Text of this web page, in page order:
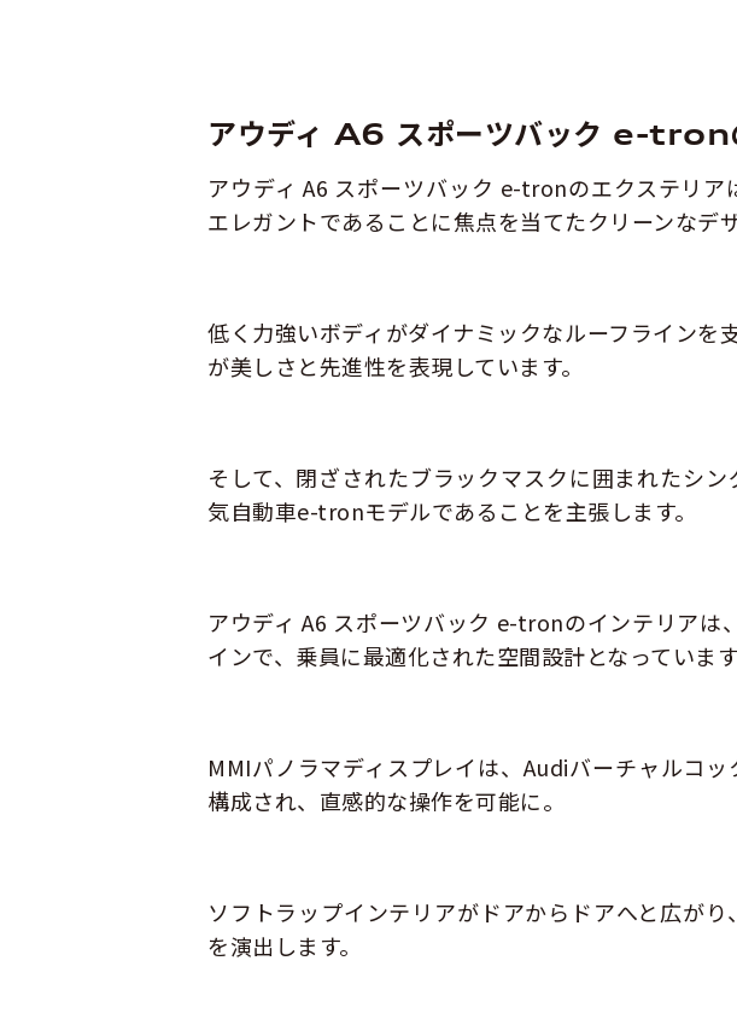
アウディ A6 スポーツバック e-tron
アウディ A6 スポーツバック e-tronのエクステリ
エレガントであることに焦点を当てたクリーンなデザ
低く力強いボディがダイナミックなルーフラインを
が美しさと先進性を表現しています。
そして、閉ざされたブラックマスクに囲まれたシ
気自動車e-tronモデルであることを主張します。
アウディ A6 スポーツバック e-tronのインテリアは
インで、乗員に最適化された空間設計となっています
MMIパノラマディスプレイは、Audiバーチャルコ
構成され、直感的な操作を可能に。
ソフトラップインテリアがドアからドアへと広が
を演出します。